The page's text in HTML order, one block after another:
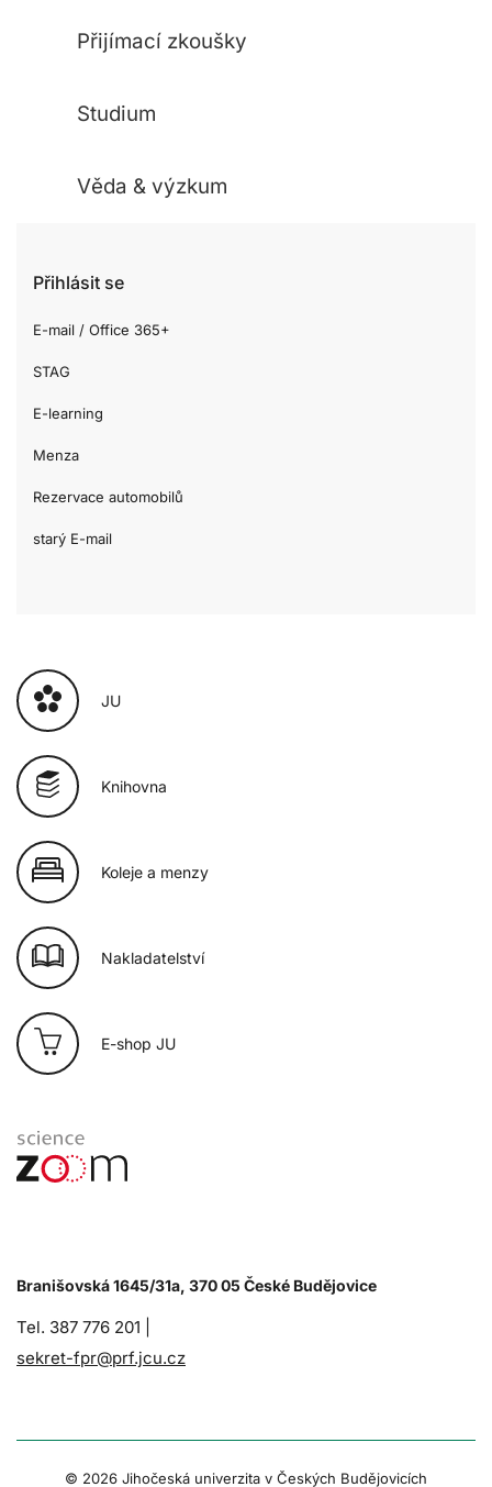
Přijímací zkoušky
Studium
Věda & výzkum
Přihlásit se
E-mail / Office 365+
STAG
E-learning
Menza
Rezervace automobilů
starý E-mail
JU
Knihovna
Koleje a menzy
Nakladatelství
E-shop JU
Branišovská 1645/31a, 370 05 České Budějovice
Tel. 387 776 201 |
sekret-fpr@prf.jcu.cz
© 2026 Jihočeská univerzita v Českých Budějovicích